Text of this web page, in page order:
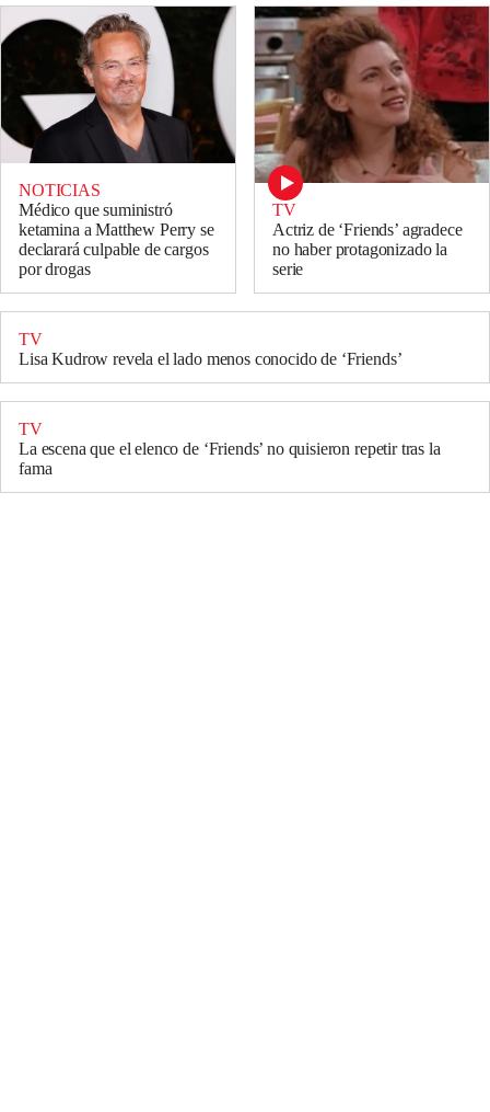
NOTICIAS
Médico que suministró
ketamina a Matthew Perry se
declarará culpable de cargos
por drogas
TV
Actriz de ‘Friends’ agradece
no haber protagonizado la
serie
TV
Lisa Kudrow revela el lado menos conocido de ‘Friends’
TV
La escena que el elenco de ‘Friends’ no quisieron repetir tras la
fama